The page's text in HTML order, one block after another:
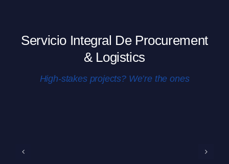
Servicio Integral De Procurement
& Logistics
High-stakes projects? We’re the ones